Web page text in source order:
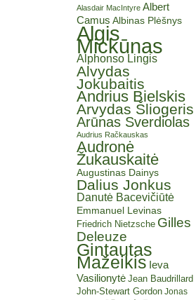
Alasdair MacIntyre Albert
Camus Albinas Plėšnys
Algis
Mickūnas
Alphonso Lingis
Alvydas
Jokubaitis
Andrius Bielskis
Arvydas Šliogeris
Arūnas Sverdiolas
Audrius Račkauskas
Audronė
Žukauskaitė
Augustinas Dainys
Dalius Jonkus
Danutė Bacevičiūtė
Emmanuel Levinas
Friedrich Nietzsche Gilles
Deleuze
Gintautas
Mažeikis Ieva
Vasilionytė Jean Baudrillard
John-Stewart Gordon Jonas